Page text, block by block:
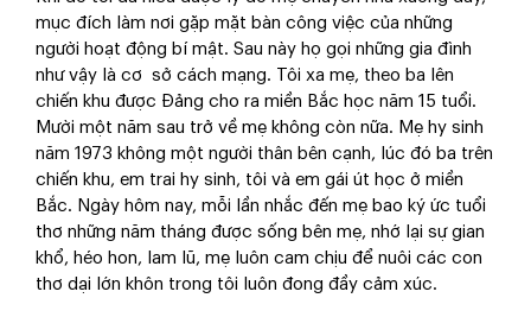
mục đích làm nơi gặp mặt bàn công việc của những
người hoạt động bí mật. Sau này họ gọi những gia đình
như vậy là cơ sở cách mạng. Tôi xa mẹ, theo ba lên
chiến khu được Đảng cho ra miền Bắc học năm 15 tuổi.
Mười một năm sau trở về mẹ không còn nữa. Mẹ hy sinh
năm 1973 không một người thân bên cạnh, lúc đó ba trên
chiến khu, em trai hy sinh, tôi và em gái út học ở miền
Bắc. Ngày hôm nay, mỗi lần nhắc đến mẹ bao ký ức tuổi
thơ những năm tháng được sống bên mẹ, nhớ lại sự gian
khổ, héo hon, lam lũ, mẹ luôn cam chịu để nuôi các con
thơ dại lớn khôn trong tôi luôn đong đầy cảm xúc.